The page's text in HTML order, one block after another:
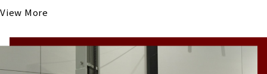
View More